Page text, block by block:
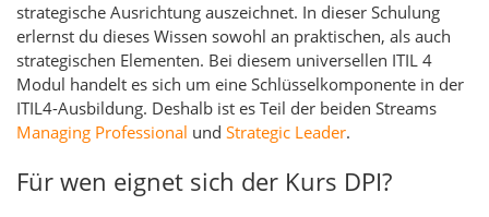
strategische Ausrichtung auszeichnet. In dieser Schulung
erlernst du dieses Wissen sowohl an praktischen, als auch
strategischen Elementen. Bei diesem universellen ITIL 4
Modul handelt es sich um eine Schlüsselkomponente in der
ITIL4-Ausbildung. Deshalb ist es Teil der beiden Streams
Managing Professional und Strategic Leader.
Für wen eignet sich der Kurs DPI?